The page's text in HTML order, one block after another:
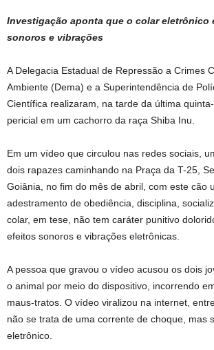
Investigação aponta que o colar eletrônico
sonoros e vibrações
A Delegacia Estadual de Repressão a Crimes
Ambiente (Dema) e a Superintendência de
Científica realizaram, na tarde da última
pericial em um cachorro da raça Shiba Inu.
Em um vídeo que circulou nas redes sociais,
dois rapazes caminhando na Praça da T-25,
Goiânia, no fim do mês de abril, com este cão
adestramento de obediência, disciplina,
colar, em tese, não tem caráter punitivo
efeitos sonoros e vibrações eletrônicas.
A pessoa que gravou o vídeo acusou os dois
o animal por meio do dispositivo, incorrendo
maus-tratos. O vídeo viralizou na internet,
não se trata de uma corrente de choque, mas
eletrônico.